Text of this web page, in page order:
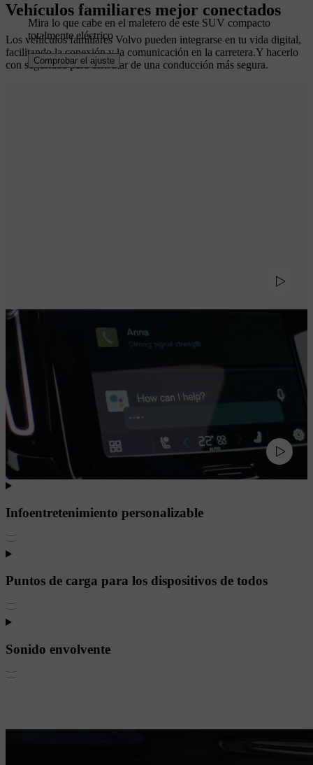
Mira lo que cabe en el maletero de este SUV compacto
totalmente eléctrico
Comprobar el ajuste
Vehículos familiares mejor conectados
Los vehículos familiares Volvo pueden integrarse en tu vida digital,
facilitando la conexión y la comunicación en la carretera.Y hacerlo
con seguridad para disfrutar de una conducción más segura.
Infoentretenimiento personalizable
Puntos de carga para los dispositivos de todos
Sonido envolvente